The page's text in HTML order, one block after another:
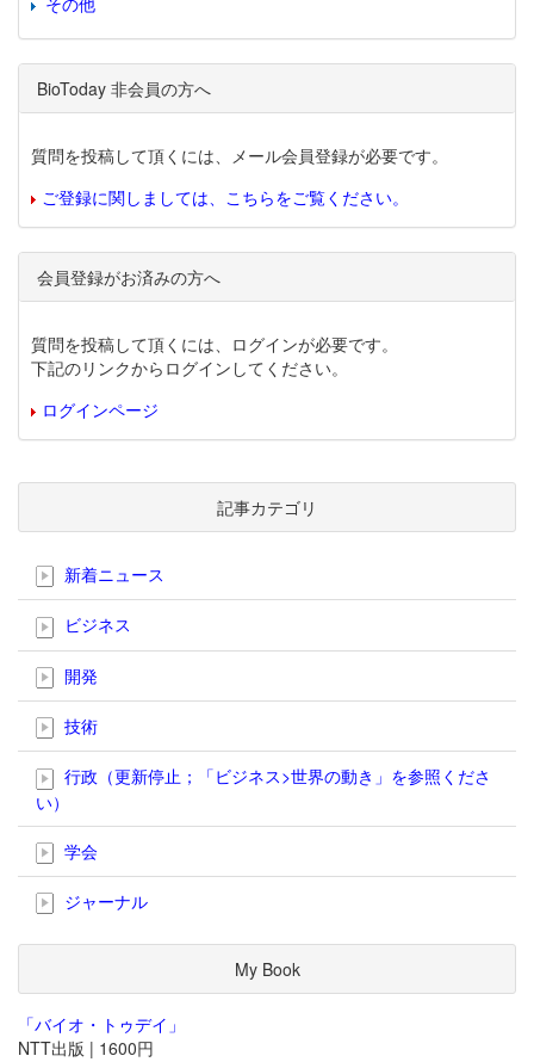
BioToday 非会員の方へ
質問を投稿して頂くには、メール会員登録が必要です。
ご登録に関しましては、こちらをご覧ください。
会員登録がお済みの方へ
質問を投稿して頂くには、ログインが必要です。
下記のリンクからログインしてください。
ログインページ
記事カテゴリ
新着ニュース
ビジネス
開発
技術
行政（更新停止；「ビジネス>世界の動き」を参照くださ
い）
学会
ジャーナル
My Book
「バイオ・トゥデイ」
NTT出版 | 1600円